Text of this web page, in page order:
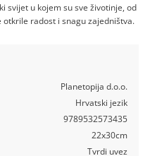
svijet u kojem su sve životinje, od
radost i snagu zajedništva.
Planetopija d.o.o.
Hrvatski jezik
9789532573435
22x30cm
Tvrdi uvez